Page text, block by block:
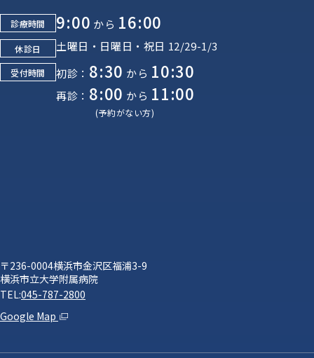
診療時間 9:00 から 16:00
休診日 土曜日・日曜日・祝日 12/29-1/3
受付時間 初診： 8:30 から 10:30
再診： 8:00 から 11:00
(予約がない方)
〒236-0004横浜市金沢区福浦3-9
横浜市立大学附属病院
TEL:045-787-2800
Google Map